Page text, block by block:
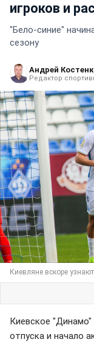
игроков и
"Бело-синие"
сезону
Андрей
Редактор
Киевляне вскоре
Киевское
отпуска и начало